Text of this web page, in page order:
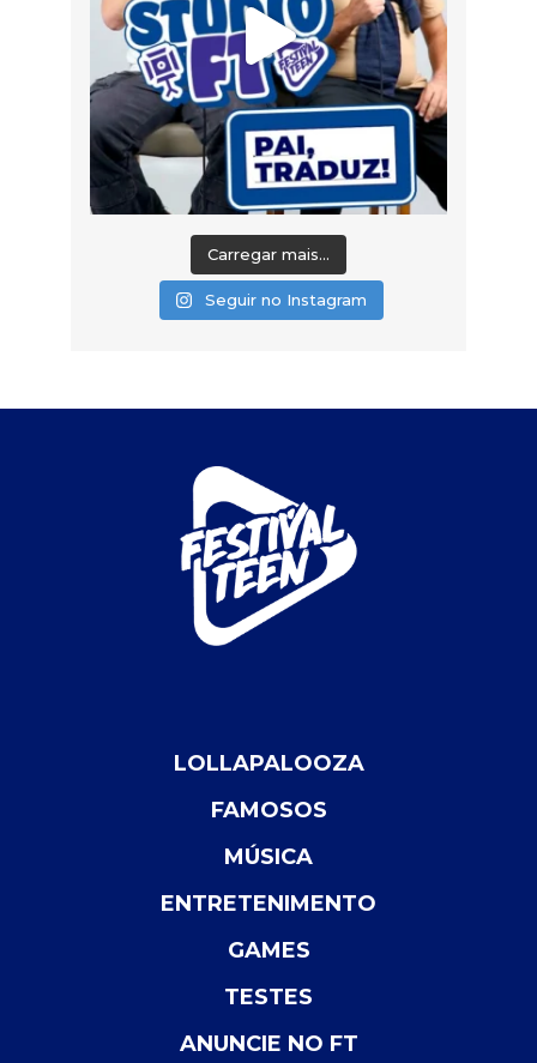
Carregar mais...
Seguir no Instagram
LOLLAPALOOZA
FAMOSOS
MÚSICA
ENTRETENIMENTO
GAMES
TESTES
ANUNCIE NO FT